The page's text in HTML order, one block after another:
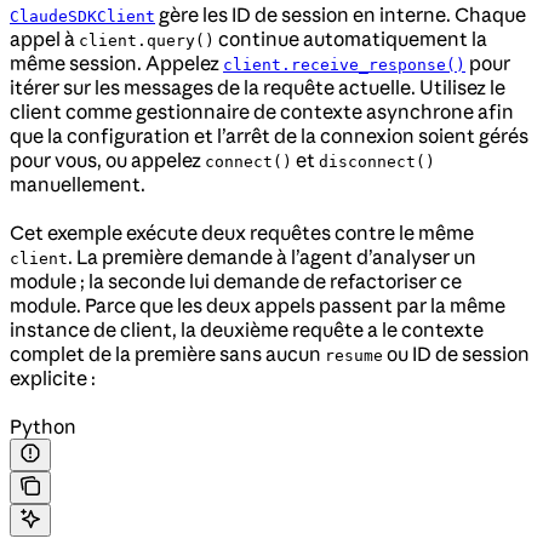
ClaudeSDKClient gère les ID de session en interne. Chaque
appel à client.query() continue automatiquement la
même session. Appelez client.receive_response() pour
itérer sur les messages de la requête actuelle. Utilisez le
client comme gestionnaire de contexte asynchrone afin
que la configuration et l’arrêt de la connexion soient gérés
pour vous, ou appelez connect() et disconnect()
manuellement.
Cet exemple exécute deux requêtes contre le même
client. La première demande à l’agent d’analyser un
module ; la seconde lui demande de refactoriser ce
module. Parce que les deux appels passent par la même
instance de client, la deuxième requête a le contexte
complet de la première sans aucun resume ou ID de session
explicite :
Python